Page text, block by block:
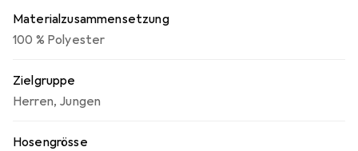
Materialzusammensetzung
100 % Polyester
Zielgruppe
Herren, Jungen
Hosengrösse